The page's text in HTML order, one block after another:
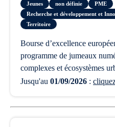
Jeunes
non définie
PME
Recherche et développement et
Territoire
bourse d’excellence européenne 2026-2027 de 3 Ke du
programme de jumeaux
complexes et écosystèmes
Jusqu'au 01/09/2026 :